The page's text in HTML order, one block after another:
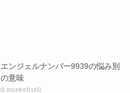
エンジェルナンバー9939の悩み別
の意味
2024年8月18日